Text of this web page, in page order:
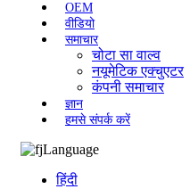
OEM
वीडियो
समाचार
चोटा सा वाल्व
नयूमेटिक एक्चुएटर
कंपनी समाचार
ज्ञान
हमसे संपर्क करें
Language
हिंदी